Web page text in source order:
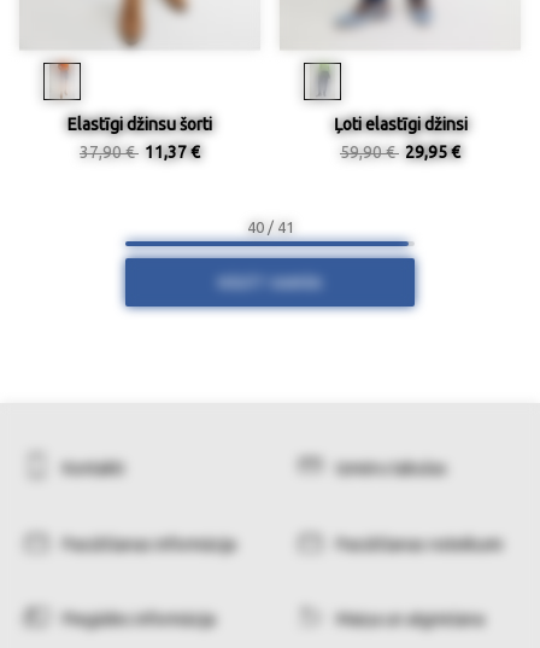
Elastīgi džinsu šorti
37,90 € 11,37 €
Ļoti elastīgi džinsi
59,90 € 29,95 €
40 / 41
Kontakti Izmēru tabulas
Pasūtīšanas informācija Pasūtīšanas noteikumi
Piegādes informācija Maiņa un atgriešana